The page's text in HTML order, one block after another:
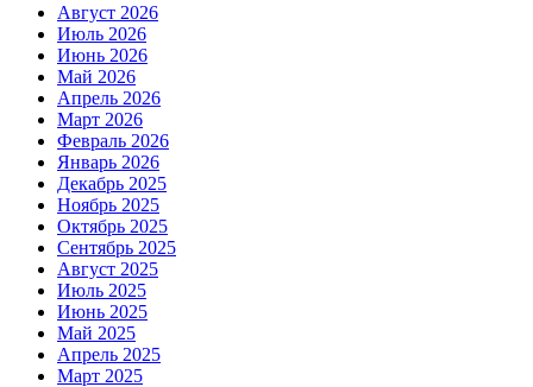
Август 2026
Июль 2026
Июнь 2026
Май 2026
Апрель 2026
Март 2026
Февраль 2026
Январь 2026
Декабрь 2025
Ноябрь 2025
Октябрь 2025
Сентябрь 2025
Август 2025
Июль 2025
Июнь 2025
Май 2025
Апрель 2025
Март 2025